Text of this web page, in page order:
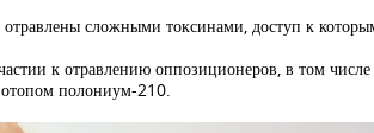
сложными токсинами, доступ к
к отравлению оппозиционеров, в том
полониум-210.